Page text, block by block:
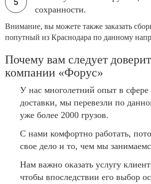
сохранности.
Внимание, вы можете также заказать
попутный из Краснодара по данному
Почему вам следует
компании «Форус»
У нас многолетний опыт в сфере
доставки, мы перевезли по
уже более 2000 грузов.
С нами комфортно работать,
свое дело и то, чем мы
Нам важно оказать услугу
чтобы впоследствии его выбор